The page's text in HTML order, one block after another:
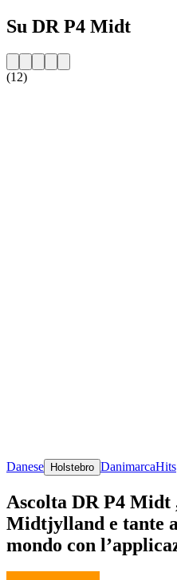
Su DR P4 Midt
(12)
Danese Holstebro DanimarcaHits
Ascolta DR P4 Midt
Midtjylland e tante
mondo con